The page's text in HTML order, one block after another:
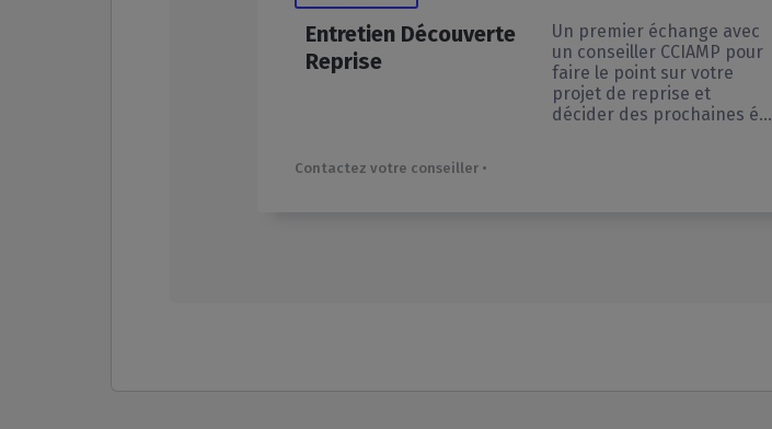
Entretien Découverte
Reprise
Un premier échange avec
un conseiller CCIAMP pour
faire le point sur votre
projet de reprise et
décider des prochaines étapes
Contactez votre conseiller •